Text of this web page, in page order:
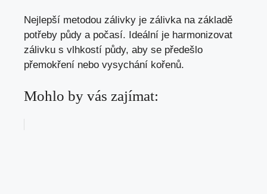
Nejlepší metodou zálivky je zálivka na základě
potřeby půdy a počasí. Ideální je harmonizovat
zálivku s vlhkostí půdy, aby se předešlo
přemokření nebo vysychání kořenů.
Mohlo by vás zajímat: